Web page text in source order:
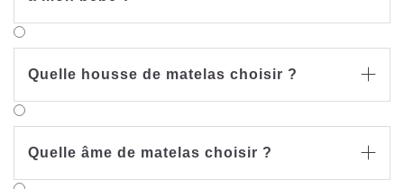
Quelle housse de matelas choisir ? 
Quelle âme de matelas choisir ? 